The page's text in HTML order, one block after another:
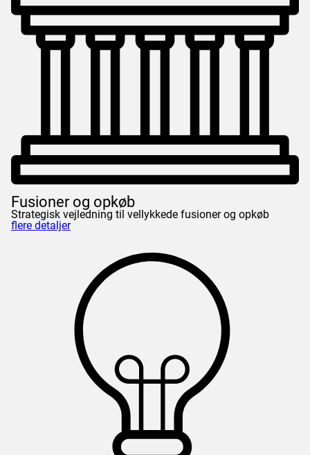
Fusioner og opkøb
Strategisk vejledning til vellykkede fusioner og opkøb
flere detaljer